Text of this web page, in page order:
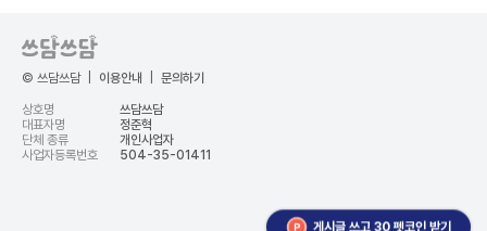
게시글 쓰고 30 펫코인 받기
© 쓰담쓰담 이용안내 문의하기
상호명
쓰담쓰담
대표자명
정준혁
단체 종류
개인사업자
사업자등록번호
504-35-01411